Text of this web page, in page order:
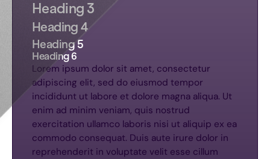
Heading 3
Heading 4
Heading 5
Heading 6
Lorem ipsum dolor sit amet, consectetur
adipiscing elit, sed do eiusmod tempor
incididunt ut labore et dolore magna aliqua. Ut
enim ad minim veniam, quis nostrud
exercitation ullamco laboris nisi ut aliquip ex ea
commodo consequat. Duis aute irure dolor in
reprehenderit in voluptate velit esse cillum